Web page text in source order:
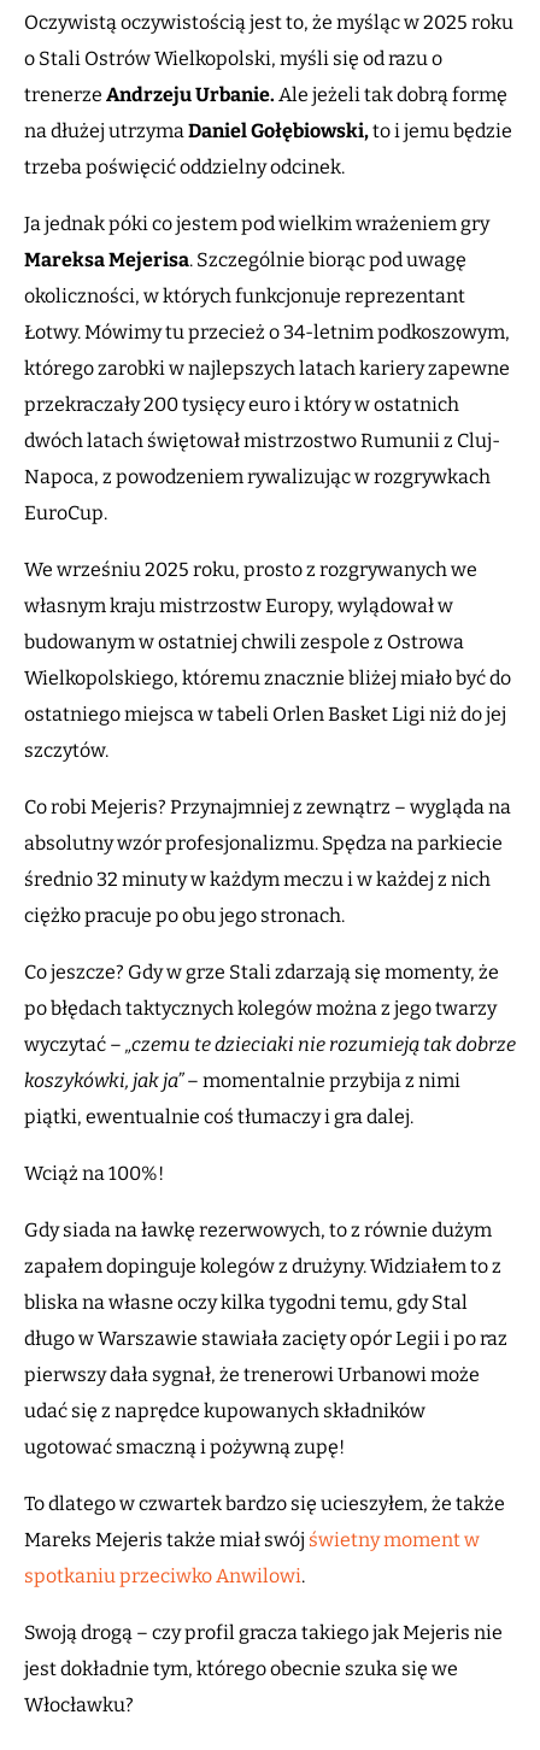
Oczywistą oczywistością jest to, że myśląc w 2025 roku
o Stali Ostrów Wielkopolski, myśli się od razu o
trenerze Andrzeju Urbanie. Ale jeżeli tak dobrą formę
na dłużej utrzymaDaniel Gołębiowski,to i jemu będzie
trzeba poświęcić oddzielny odcinek.
Ja jednak póki co jestem pod wielkim wrażeniem gry
Mareksa Mejerisa. Szczególnie biorąc pod uwagę
okoliczności, w których funkcjonuje reprezentant
Łotwy. Mówimy tu przecież o 34-letnim podkoszowym,
którego zarobki w najlepszych latach kariery zapewne
przekraczały 200 tysięcy euro i który w ostatnich
dwóch latach świętował mistrzostwo Rumunii z Cluj-
Napoca, z powodzeniem rywalizując w rozgrywkach
EuroCup.
We wrześniu 2025 roku, prosto z rozgrywanych we
własnym kraju mistrzostw Europy, wylądował w
budowanym w ostatniej chwili zespole z Ostrowa
Wielkopolskiego, któremu znacznie bliżej miało być do
ostatniego miejsca w tabeli Orlen Basket Ligi niż do jej
szczytów.
Co robi Mejeris? Przynajmniej z zewnątrz – wygląda na
absolutny wzór profesjonalizmu. Spędza na parkiecie
średnio 32 minuty w każdym meczu i w każdej z nich
ciężko pracuje po obu jego stronach.
Co jeszcze? Gdy w grze Stali zdarzają się momenty, że
po błędach taktycznych kolegów można z jego twarzy
wyczytać – „czemu te dzieciaki nie rozumieją tak dobrze
koszykówki, jak ja”– momentalnie przybija z nimi
piątki, ewentualnie coś tłumaczy i gra dalej.
Wciąż na 100%!
Gdy siada na ławkę rezerwowych, to z równie dużym
zapałem dopinguje kolegów z drużyny. Widziałem to z
bliska na własne oczy kilka tygodni temu, gdy Stal
długo w Warszawie stawiała zacięty opór Legii i po raz
pierwszy dała sygnał, że trenerowi Urbanowi może
udać się z naprędce kupowanych składników
ugotować smaczną i pożywną zupę!
To dlatego w czwartek bardzo się ucieszyłem, że także
Mareks Mejeris także miał swój świetny moment w
spotkaniu przeciwko Anwilowi.
Swoją drogą – czy profil gracza takiego jak Mejeris nie
jest dokładnie tym, którego obecnie szuka się we
Włocławku?